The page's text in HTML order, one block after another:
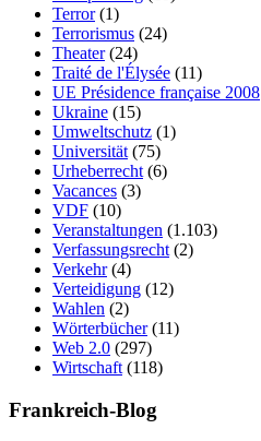
Terror(1)
Terrorismus (24)
Theater(24)
Traité de l'Élysée (11)
UE Présidence française 2008
Ukraine (15)
Umweltschutz (1)
Universität (75)
Urheberrecht (6)
Vacances (3)
VDF (10)
Veranstaltungen (1.103)
Verfassungsrecht (2)
Verkehr(4)
Verteidigung (12)
Wahlen (2)
Wörterbücher(11)
Web 2.0 (297)
Wirtschaft (118)
Frankreich-Blog